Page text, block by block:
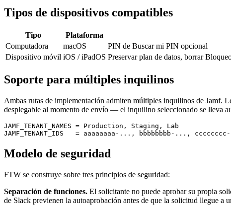
Tipos de dispositivos compatibles
Tipo Plataforma
Computadora
macOS
PIN de Buscar mi PIN opcional
Dispositivo móvil iOS / iPadOS Preservar plan de datos, borrar
Soporte para múltiples inquilinos
Ambas rutas de implementación admiten múltiples inquilinos de Jamf.
desplegable al momento de envío — el inquilino seleccionado se lleva
JAMF_TENANT_NAMES = Production, Staging, Lab
Modelo de seguridad
FTW se construye sobre tres principios de seguridad:
Separación de funciones. El solicitante no puede aprobar su propia
de Slack previenen la autoaprobación antes de que la solicitud llegue a